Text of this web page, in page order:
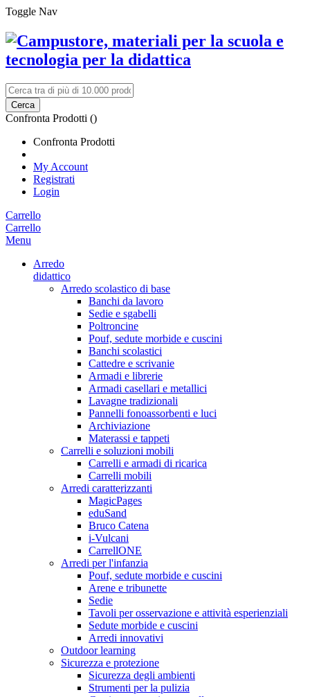
Toggle Nav
Cerca
Confronta Prodotti ()
Confronta Prodotti
My Account
Registrati
Login
Carrello
Carrello
Menu
Arredo
didattico
Arredo scolastico di base
Banchi da lavoro
Sedie e sgabelli
Poltroncine
Pouf, sedute morbide e cuscini
Banchi scolastici
Cattedre e scrivanie
Armadi e librerie
Armadi casellari e metallici
Lavagne tradizionali
Pannelli fonoassorbenti e luci
Archiviazione
Materassi e tappeti
Carrelli e soluzioni mobili
Carrelli e armadi di ricarica
Carrelli mobili
Arredi caratterizzanti
MagicPages
eduSand
Bruco Catena
i-Vulcani
CarrellONE
Arredi per l'infanzia
Pouf, sedute morbide e cuscini
Arene e tribunette
Sedie
Tavoli per osservazione e attività esperienziali
Sedute morbide e cuscini
Arredi innovativi
Outdoor learning
Sicurezza e protezione
Sicurezza degli ambienti
Strumenti per la pulizia